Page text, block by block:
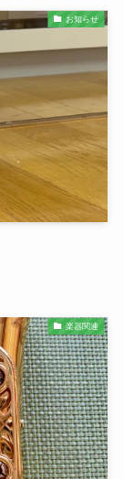
お知らせ
楽器関連